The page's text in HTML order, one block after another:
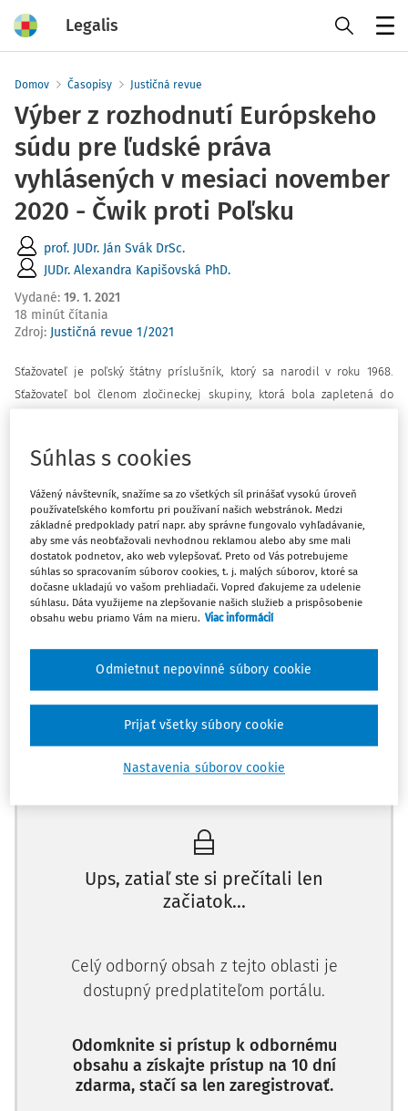
Legalis
Domov Časopisy Justičná revue
Výber z rozhodnutí Európskeho
súdu pre ľudské práva
vyhlásených v mesiaci november
2020 - Čwik proti Poľsku
prof. JUDr. Ján Svák DrSc.
JUDr. Alexandra Kapišovská PhD.
Vydané: 19. 1. 2021
18 minút čítania
Zdroj: Justičná revue 1/2021
Sťažovateľ je poľský štátny príslušník, ktorý sa narodil v roku 1968.
Sťažovateľ bol členom zločineckej skupiny, ktorá bola zapletená do
obchodovaní nezávisle od skupiny, no pritom do zisku z tohto
uniesla K. G. a mučila ho, aby získala informácie o nezapočítanom
kokaíne a dostala sa k peniazom, ktoré patrili gangu. Niektoré
výpovede zaznamenala na audiokazete. Polícia, ktorú upovedomil
vlastník domu, v ktorom bol K. G. držaný, oslobodila rukojemníka a
zaistila audiokazetu.
kokaínom a súd mu vymeral trest odňatia slobody na 12
rokov. Súd sa oprel najmä o výpovede dvoch členov
bývalej zločineckej skupiny sťažovateľa, ktorý sa rozhodol
spolupracovať s orgánmi činnými v trestnom konaní.Súd
sa takisto oprel o doplňujúce dôkazy, na prepis výpovedí K.
Vo svojom odvolaní sťažovateľ poprel, okrem iného, aj
použitie prepisu. Namietal, že vyjadrenia boli získané
mučením, a teda boli neprípustné podľa príslušných
Odvolacísúd zamietol námietky sťažovateľa. Dospel k
záveru, že toto pravidlo sa týka výlučne orgánov, ktoré
Najvyššísúd zamietol kasačnú sťažnosť sťažovateľa z roku
2009 ako zjavne neopodstatnenú.
Máte predplatné?
Ups, zatiaľ ste si prečítali len
začiatok...
Celý odborný obsah z tejto oblasti je
dostupný predplatiteľom portálu.
Odomknite si prístup k odbornému
obsahu a získajte prístup na 10 dní
zdarma, stačí sa len zaregistrovať.
Súhlas s cookies
Vážený návštevník, snažíme sa zo všetkých síl prinášať vysokú úroveň
používateľského komfortu pri používaní našich webstránok. Medzi
základné predpoklady patrí napr. aby správne fungovalo vyhľadávanie,
aby sme vás neobťažovali nevhodnou reklamou alebo aby sme mali
dostatok podnetov, ako web vylepšovať. Preto od Vás potrebujeme
súhlas so spracovaním súborov cookies, t. j. malých súborov, ktoré sa
dočasne ukladajú vo vašom prehliadači. Vopred ďakujeme za udelenie
súhlasu. Dáta využijeme na zlepšovanie našich služieb a prispôsobenie
obsahu webu priamo Vám na mieru. Viac informácií
Nastavenia súborov cookie
Odmietnut nepovinné súbory cookie
Prijať všetky súbory cookie